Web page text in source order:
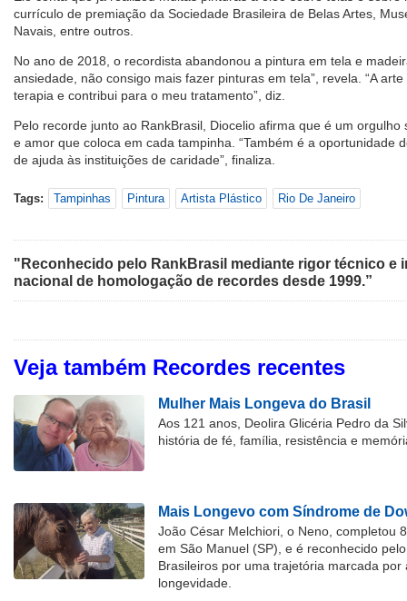
currículo de premiação da Sociedade Brasileira de Belas Artes,
Navais, entre outros.
No ano de 2018, o recordista abandonou a pintura em tela e
ansiedade, não consigo mais fazer pinturas em tela”, revela. “A
terapia e contribui para o meu tratamento”, diz.
Pelo recorde junto ao RankBrasil, Diocelio afirma que é um
e amor que coloca em cada tampinha. “Também é a oportunidade
de ajuda às instituições de caridade”, finaliza.
Tags: Tampinhas Pintura Artista Plástico Rio De Janeiro
"Reconhecido pelo RankBrasil mediante rigor técnico e
nacional de homologação de recordes desde 1999.”
Veja também Recordes recentes
Mulher Mais Longeva do Brasil
Aos 121 anos, Deolira Glicéria Pedro da
história de fé, família, resistência e
Mais Longevo com Síndrome de
João César Melchiori, o Neno, completou
em São Manuel (SP), e é reconhecido
Brasileiros por uma trajetória marcada por
longevidade.